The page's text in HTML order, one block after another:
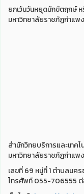
ยกเว้นวันหยุดนักขัตฤกษ์
มหาวิทยาลัยราชภัฏกำแพ
สำนักวิทยบริการและเทค
มหาวิทยาลัยราชภัฏกำแพ
เลขที่ 69 หมู่ที่ 1 ตำบลนค
โทรศัพท์ 055-706555 ต่